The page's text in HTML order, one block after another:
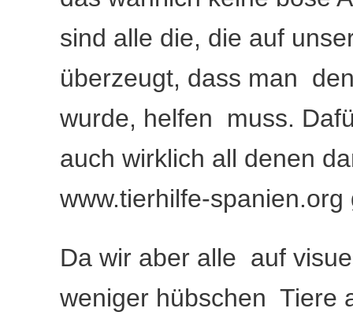
sind alle die, die auf
überzeugt, dass man
wurde, helfen muss.
auch wirklich all denen
www.tierhilfe-
Da wir aber alle auf
weniger hübschen Tiere